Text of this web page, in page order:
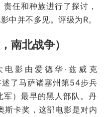
任和种族进行了探讨，
中并不多见。评级为R。
，南北战争）
影由爱德华·兹威克
了马萨诸塞州第54步兵
军）最早的黑人部队。丹
斯卡奖，这部电影是对内